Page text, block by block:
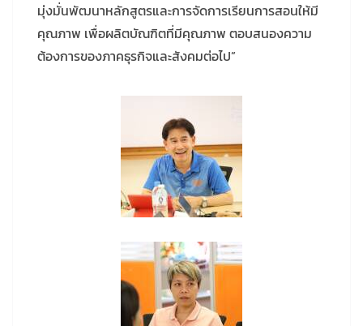
มุ่งมั่นพัฒนาหลักสูตรและการจัดการเรียนการสอนให้มี
คุณภาพ เพื่อผลิตบัณฑิตที่มีคุณภาพ ตอบสนองความ
ต้องการของภาคธุรกิจและสังคมต่อไป”